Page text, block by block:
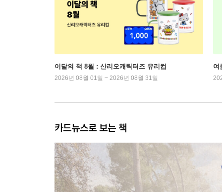
이달의 책 8월 : 산리오캐릭터즈 유리컵
2026년 08월 01일 ~ 2026년 08월 31일
여
카드뉴스로 보는 책